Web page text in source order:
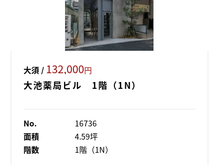
大須 / 132,000円
大池薬局ビル 1階（1N）
No.
16736
面積
4.59坪
階数
1階（1N）